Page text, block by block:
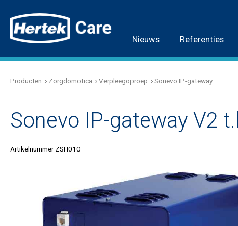
Nieuws Referenties
Producten Zorgdomotica Verpleegoproep Sonevo IP-gateway
Sonevo IP-gateway V2
Artikelnummer ZSH010